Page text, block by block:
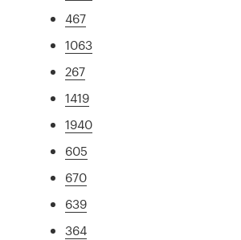
467
1063
267
1419
1940
605
670
639
364